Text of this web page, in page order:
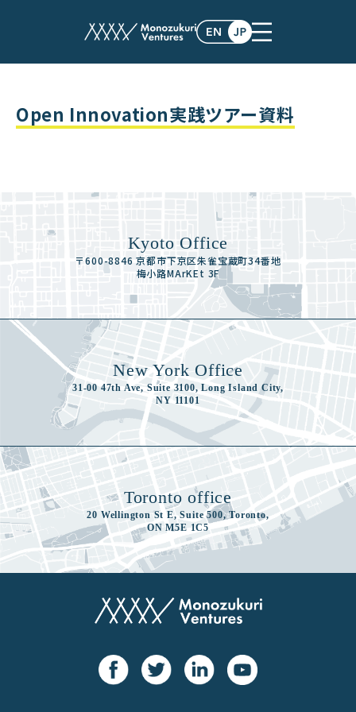
white_paper
Open Innovation実践ツアー資料
Kyoto Office
〒600-8846 京都市下京区朱雀宝蔵町34番地
梅小路MArKEt 3F
New York Office
31-00 47th Ave, Suite 3100, Long Island City,
NY 11101
Toronto office
20 Wellington St E, Suite 500, Toronto,
ON M5E 1C5